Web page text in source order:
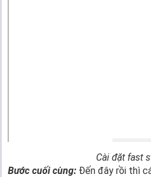
Cài đặt fast
Bước cuối cùng: Đến đây rồi thì